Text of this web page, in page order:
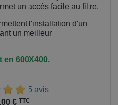
un accès facile au filtre.
l'installation d'un
un meilleur
en 600X400.
5 avis
€ TTC